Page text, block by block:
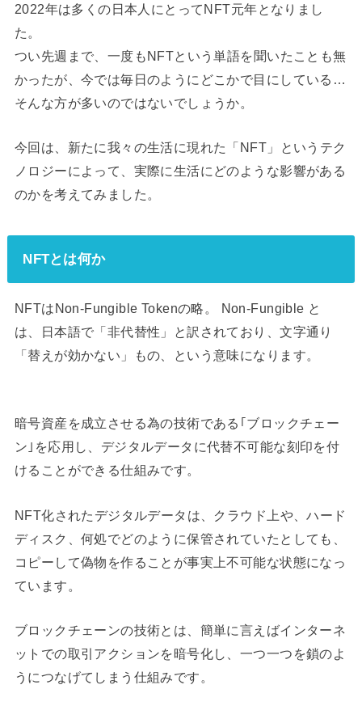
2022年は多くの日本人にとってNFT元年となりまし
た。
つい先週まで、一度もNFTという単語を聞いたことも無
かったが、今では毎日のようにどこかで目にしている…
そんな方が多いのではないでしょうか。
今回は、新たに我々の生活に現れた「NFT」というテク
ノロジーによって、実際に生活にどのような影響がある
のかを考えてみました。
NFTとは何か
NFTはNon-Fungible Tokenの略。 Non-Fungible と
は、日本語で「非代替性」と訳されており、文字通り
「替えが効かない」もの、という意味になります。
暗号資産を成立させる為の技術である｢ブロックチェー
ン｣を応用し、デジタルデータに代替不可能な刻印を付
けることができる仕組みです。
NFT化されたデジタルデータは、クラウド上や、ハード
ディスク、何処でどのように保管されていたとしても、
コピーして偽物を作ることが事実上不可能な状態になっ
ています。
ブロックチェーンの技術とは、簡単に言えばインターネ
ットでの取引アクションを暗号化し、一つ一つを鎖のよ
うにつなげてしまう仕組みです。